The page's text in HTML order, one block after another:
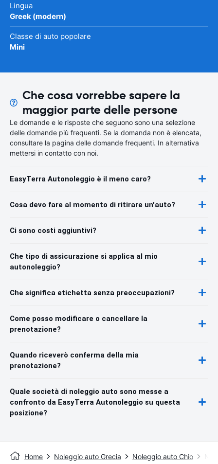
Lingua
Greek (modern)
Classe di auto popolare
Mini
Che cosa vorrebbe sapere la
maggior parte delle persone
Le domande e le risposte che seguono sono una selezione
delle domande più frequenti. Se la domanda non è elencata,
consultare la pagina delle domande frequenti. In alternativa
mettersi in contatto con noi.
EasyTerra Autonoleggio è il meno caro?
Cosa devo fare al momento di ritirare un'auto?
Ci sono costi aggiuntivi?
Che tipo di assicurazione si applica al mio
autonoleggio?
Che significa etichetta senza preoccupazioni?
Come posso modificare o cancellare la
prenotazione?
Quando riceverò conferma della mia
prenotazione?
Quale società di noleggio auto sono messe a
confronto da EasyTerra Autonoleggio su questa
posizione?
Home Noleggio auto Grecia Noleggio auto Chio